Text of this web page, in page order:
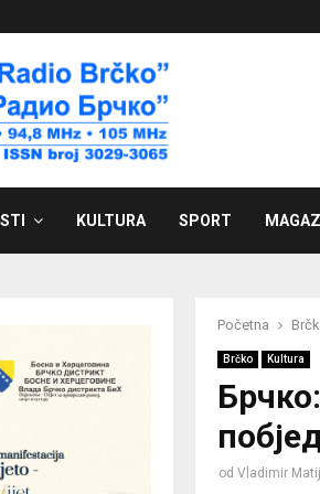
KULTURA SPORT
Početna
Brčko Kultura
od Vladimir